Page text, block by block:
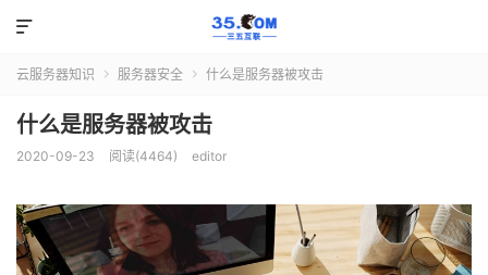

云服务器知识  服务器安全  什么是服务器被攻击
什么是服务器被攻击
2020-09-23 阅读(4464) editor